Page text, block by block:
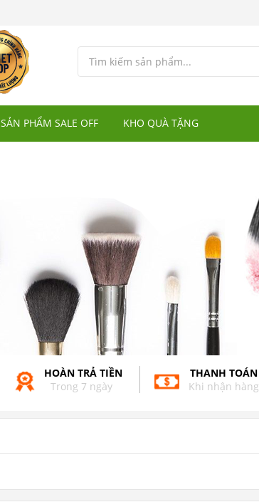
SẢN PHẨM SALE OFF KHO QUÀ TẶNG
HOÀN TRẢ TIỀN
Trong 7 ngày
THANH TOÁN
Khi nhận hàng